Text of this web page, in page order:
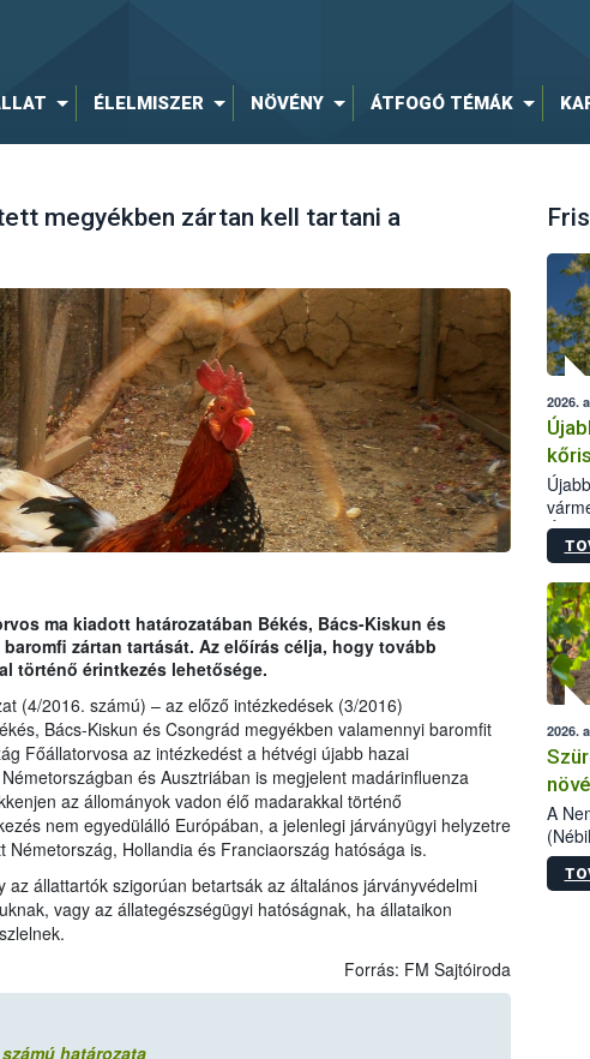
ÉLELMISZER NÖVÉNY ÁTFOGÓ TÉMÁK
megyékben zártan kell tartani a
ma kiadott határozatában Békés, Bács-Kiskun és
zártan tartását. Az előírás célja, hogy tovább
történő érintkezés lehetősége.
(4/2016. számú) – az előző intézkedések (3/2016)
Bács-Kiskun és Csongrád megyékben valamennyi baromfit
Főállatorvosa az intézkedést a hétvégi újabb hazai
és Ausztriában is megjelent madárinfluenza
az állományok vadon élő madarakkal történő
nem egyedülálló Európában, a jelenlegi járványügyi helyzetre
Hollandia és Franciaország hatósága is.
állattartók szigorúan betartsák az általános járványvédelmi
vagy az állategészségügyi hatóságnak, ha állataikon
Forrás: FM Sajtóiroda
határozata
2026.
2026.
A